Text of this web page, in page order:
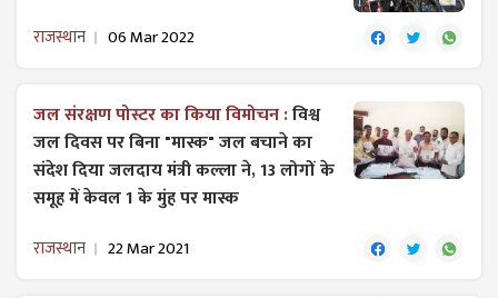
राजस्थान 06 Mar 2022
जल संरक्षण पोस्टर का किया विमोचन :विश्व
जल दिवस पर बिना "मास्क" जल बचाने का
संदेश दिया जलदाय मंत्री कल्ला ने, 13 लोगों के
समूह में केवल 1 के मुंह पर मास्क
राजस्थान 22 Mar 2021